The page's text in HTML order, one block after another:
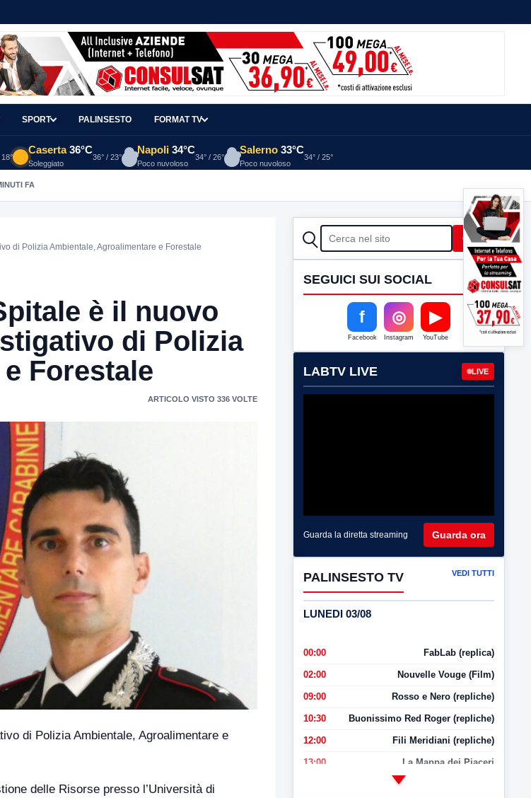
SPORT PALINSESTO FORMAT TV
Caserta 36°C
Soleggiato
36° / 23°
Napoli 34°C
Poco nuvoloso
34° / 26°
Salerno 33°C
Poco nuvoloso
34° / 25°
FA
di Polizia Ambientale, Agroalimentare e Forestale
è il nuovo
di Polizia
Forestale
ARTICOLO VISTO 336 VOLTE
di Polizia Ambientale, Agroalimentare e
delle Risorse presso l’Università di
CERCA Cerca
SEGUICI SUI SOCIAL
f
Facebook
◎
Instagram
▶
YouTube
LABTV LIVE LIVE
Guarda la diretta streaming Guarda ora
PALINSESTO TV VEDI TUTTI
LUNEDI 03/08
00:00 FabLab (replica)
02:00 Nouvelle Vouge (Film)
09:00 Rosso e Nero (repliche)
10:30 Buonissimo Red Roger (repliche)
12:00 Fili Meridiani (repliche)
13:00 La Mappa dei Piaceri